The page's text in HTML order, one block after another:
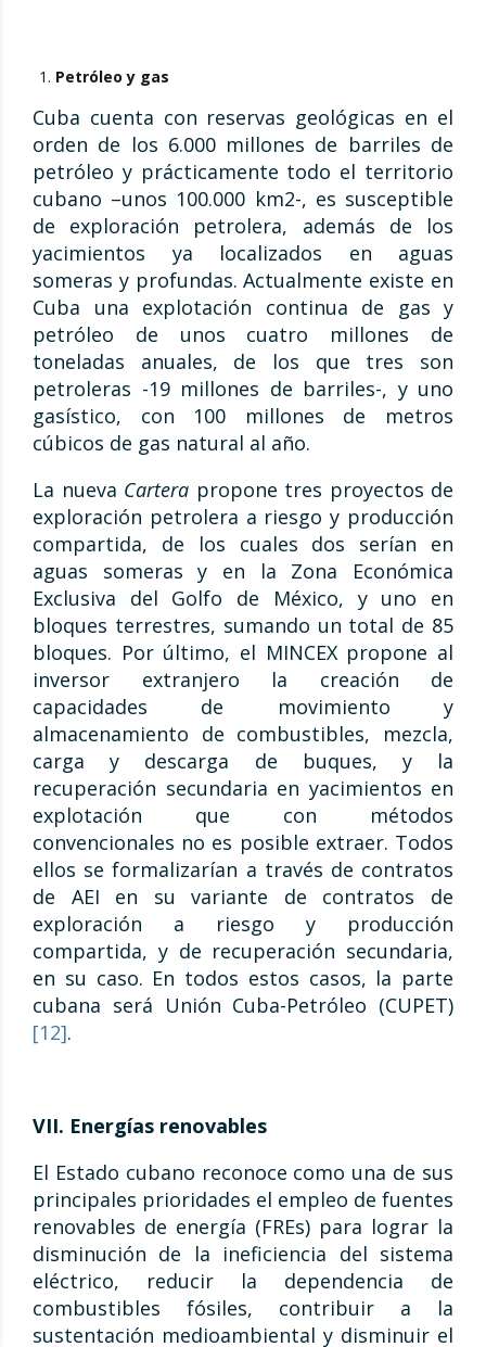
Petróleo y gas
Cuba cuenta con reservas geológicas en el
orden de los 6.000 millones de barriles de
petróleo y prácticamente todo el territorio
cubano –unos 100.000 km2-, es susceptible
de exploración petrolera, además de los
yacimientos ya localizados en aguas
someras y profundas. Actualmente existe en
Cuba una explotación continua de gas y
petróleo de unos cuatro millones de
toneladas anuales, de los que tres son
petroleras -19 millones de barriles-, y uno
gasístico, con 100 millones de metros
cúbicos de gas natural al año.
La nueva Cartera propone tres proyectos de
exploración petrolera a riesgo y producción
compartida, de los cuales dos serían en
aguas someras y en la Zona Económica
Exclusiva del Golfo de México, y uno en
bloques terrestres, sumando un total de 85
bloques. Por último, el MINCEX propone al
inversor extranjero la creación de
capacidades de movimiento y
almacenamiento de combustibles, mezcla,
carga y descarga de buques, y la
recuperación secundaria en yacimientos en
explotación que con métodos
convencionales no es posible extraer. Todos
ellos se formalizarían a través de contratos
de AEI en su variante de contratos de
exploración a riesgo y producción
compartida, y de recuperación secundaria,
en su caso. En todos estos casos, la parte
cubana será Unión Cuba-Petróleo (CUPET)
[12].
VII. Energías renovables
El Estado cubano reconoce como una de sus
principales prioridades el empleo de fuentes
renovables de energía (FREs) para lograr la
disminución de la ineficiencia del sistema
eléctrico, reducir la dependencia de
combustibles fósiles, contribuir a la
sustentación medioambiental y disminuir el